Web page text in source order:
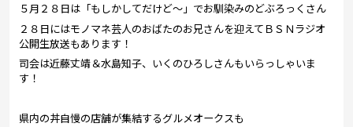
５月２８日は「もしかしてだけど～」でお馴染みのどぶろっくさん
２８日にはモノマネ芸人のおばたのお兄さんを迎えてＢＳＮラジオ
公開生放送もあります！
司会は近藤丈靖＆水島知子、いくのひろしさんもいらっしゃいま
す！
県内の丼自慢の店舗が集結するグルメオークスも